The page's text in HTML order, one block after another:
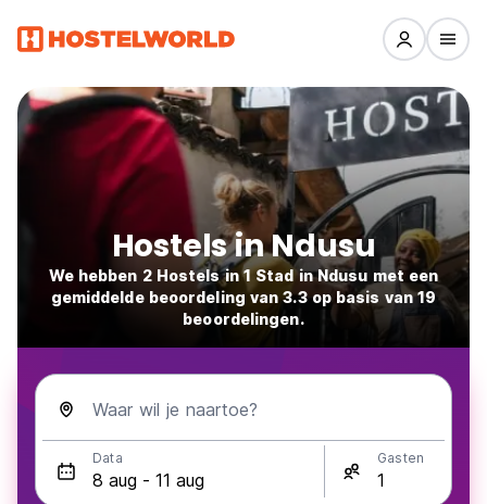
Hostels in Ndusu
We hebben 2 Hostels in 1 Stad in Ndusu met een
gemiddelde beoordeling van 3.3 op basis van 19
beoordelingen.
Waar wil je naartoe?
Data Gasten